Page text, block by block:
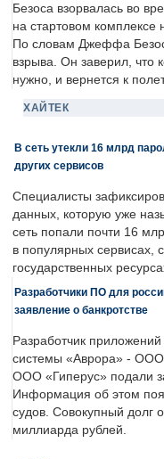
Безоса взорвалась во
на стартовом
По словам Джеффа
взрыва. Он заверил, что
нужно, и вернется к
ХАЙТЕК
В сеть утекли 16 млрд
других сервисов
Специалисты
данных, которую уже
сеть попали почти 16
в популярных сервисах,
государственных
Разработчики ПО для
заявление о банкротстве
Разработчик
системы «Аврора» - ООО
ООО «Гиперус» подали
Информация об этом
судов. Совокупный долг
миллиарда рублей.